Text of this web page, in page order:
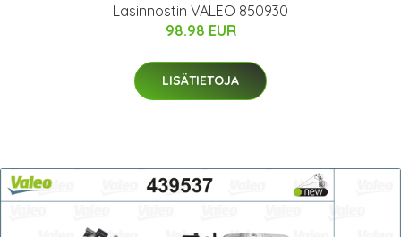
Lasinnostin VALEO 850930
98.98 EUR
LISÄTIETOJA